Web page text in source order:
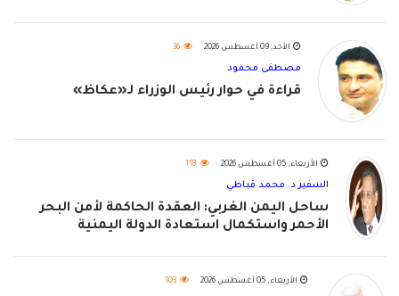
الأحد, 09 أغسطس 2026 36
مصطفى محمود
قراءة في حوار رئيس الوزراء لـ«عكاظ»
الأربعاء, 05 أغسطس 2026 118
السفير د. محمد قباطي
ساحل اليمن الغربي: العقدة الحاكمة لأمن البحر
الأحمر واستكمال استعادة الدولة اليمنية
الأربعاء, 05 أغسطس 2026 103